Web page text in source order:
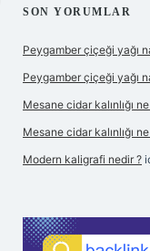
SON YORUMLAR
Peygamber çiçeği yağı
Peygamber çiçeği yağı
Mesane cidar kalınlığı
Mesane cidar kalınlığı
Modern kaligrafi nedir ?